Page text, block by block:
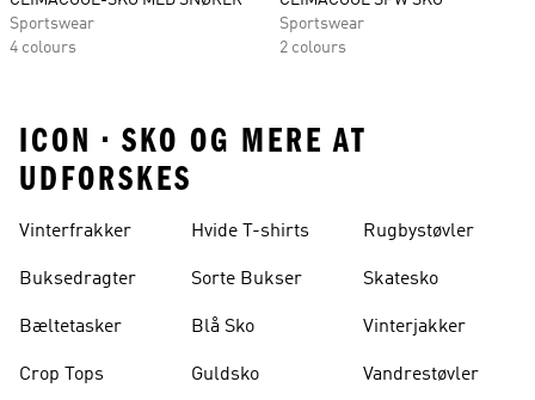
Sportswear
4 colours
Sportswear
2 colours
ICON • SKO OG MERE AT
UDFORSKES
Vinterfrakker
Buksedragter
Bæltetasker
Crop Tops
Hvide T-shirts
Sorte Bukser
Blå Sko
Guldsko
Rugbystøvler
Skatesko
Vinterjakker
Vandrestøvler